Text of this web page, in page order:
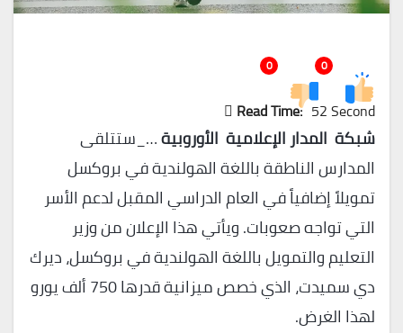
0
0
Read Time: 52 Second
شبكة المدار الإعلامية الأوروبية…_ستتلقى
المدارس الناطقة باللغة الهولندية في بروكسل
تمويلاً إضافياً في العام الدراسي المقبل لدعم الأسر
التي تواجه صعوبات. ويأتي هذا الإعلان من وزير
التعليم والتمويل باللغة الهولندية في بروكسل، ديرك
دي سميدت، الذي خصص ميزانية قدرها 750 ألف يورو
لهذا الغرض.